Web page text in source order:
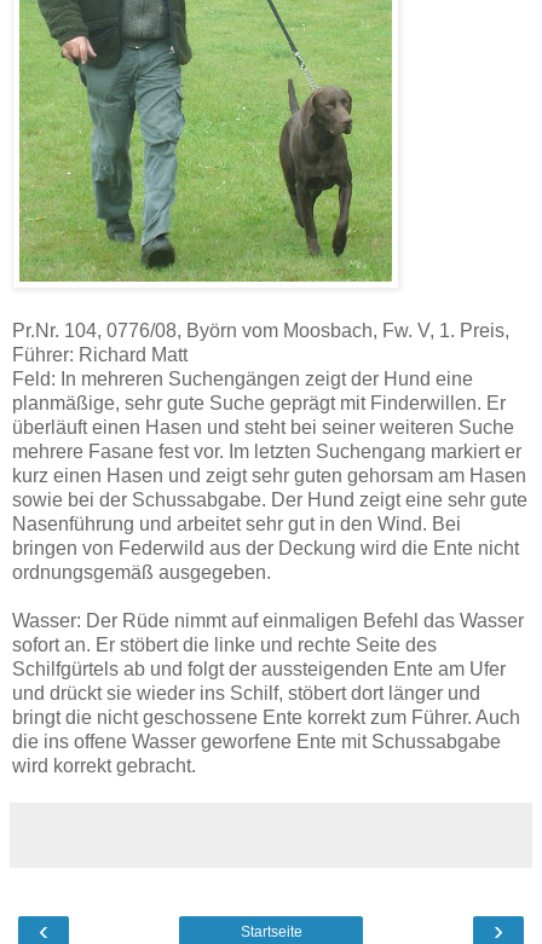
Pr.Nr. 104, 0776/08, Byörn vom Moosbach, Fw. V, 1. Preis,
Führer: Richard Matt
Feld: In mehreren Suchengängen zeigt der Hund eine
planmäßige, sehr gute Suche geprägt mit Finderwillen. Er
überläuft einen Hasen und steht bei seiner weiteren Suche
mehrere Fasane fest vor. Im letzten Suchengang markiert er
kurz einen Hasen und zeigt sehr guten gehorsam am Hasen
sowie bei der Schussabgabe. Der Hund zeigt eine sehr gute
Nasenführung und arbeitet sehr gut in den Wind. Bei
bringen von Federwild aus der Deckung wird die Ente nicht
ordnungsgemäß ausgegeben.
Wasser: Der Rüde nimmt auf einmaligen Befehl das Wasser
sofort an. Er stöbert die linke und rechte Seite des
Schilfgürtels ab und folgt der aussteigenden Ente am Ufer
und drückt sie wieder ins Schilf, stöbert dort länger und
bringt die nicht geschossene Ente korrekt zum Führer. Auch
die ins offene Wasser geworfene Ente mit Schussabgabe
wird korrekt gebracht.
‹ ›
Startseite